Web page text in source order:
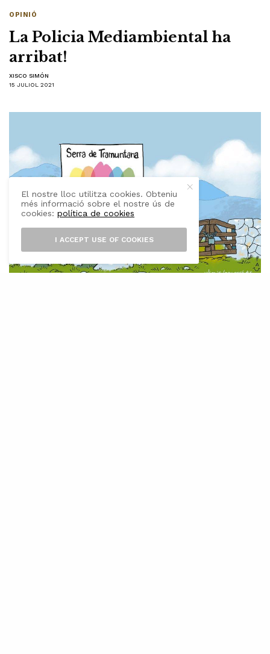
OPINIÓ
La Policia Mediambiental ha
arribat!
XISCO SIMÓN
15 JULIOL 2021
El nostre lloc utilitza cookies. Obteniu
més informació sobre el nostre ús de
cookies:política de cookies
I ACCEPT USE OF COOKIES